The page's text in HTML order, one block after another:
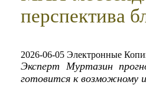
перспектива
2026-06-05 Электронные
Эксперт Муртазин
готовится к возможному